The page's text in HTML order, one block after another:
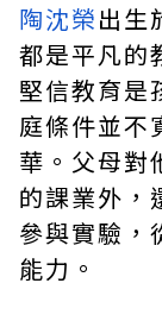
陶沈榮出生
都是平凡的
堅信教育是
庭條件並不
華。父母對
的課業外，
參與實驗，
能力。